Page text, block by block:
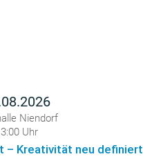
Niendorf
Uhr
– Kreativität neu definiert